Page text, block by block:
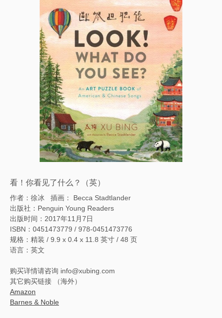
看！你看见了什么？（英）
作者：徐冰 插画： Becca Stadtlander
出版社：Penguin Young Readers
出版时间 ： 2017年11月7日
ISBN ： 0451473779 / 978-0451473776
规格： 精装 / 9.9 x 0.4 x 11.8 英寸 / 48 页
语言：英文
购买详情请咨询 info@xubing.com
其它购买链接 （海外）
Amazon
Barnes & Noble